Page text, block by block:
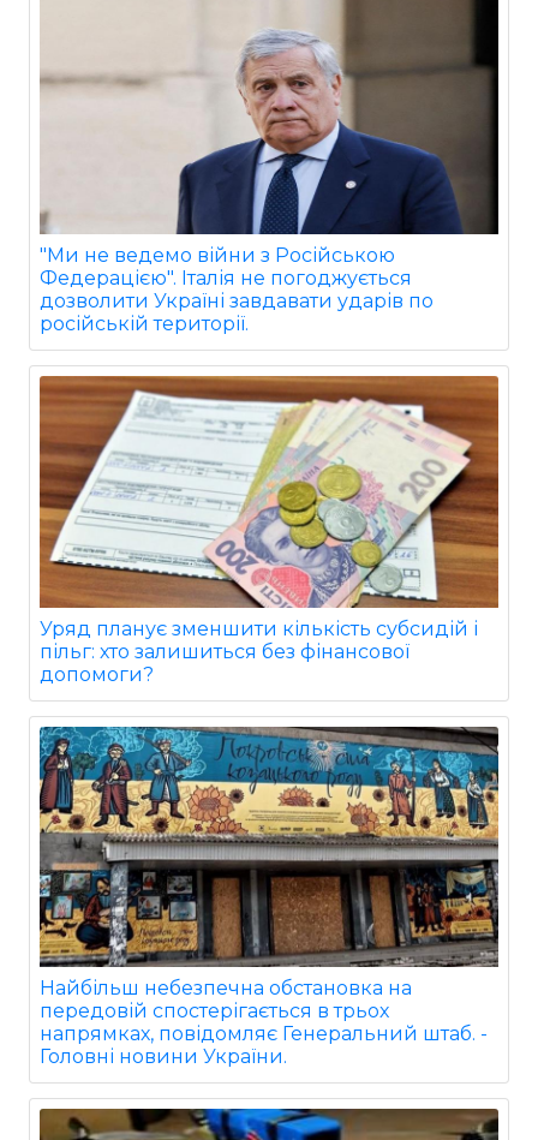
"Ми не ведемо війни з Російською
Федерацією". Італія не погоджується
дозволити Україні завдавати ударів по
російській території.
Уряд планує зменшити кількість субсидій і
пільг: хто залишиться без фінансової
допомоги?
Найбільш небезпечна обстановка на
передовій спостерігається в трьох
напрямках, повідомляє Генеральний штаб. -
Головні новини України.